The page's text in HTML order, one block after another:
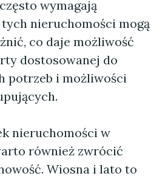
wymagają
nieruchomości mogą
co daje możliwość
dostosowanej do
potrzeb i możliwości
nieruchomości w
również zwrócić
Wiosna i lato to